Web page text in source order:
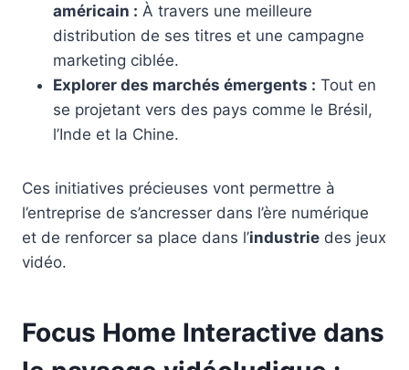
américain : À travers une meilleure
distribution de ses titres et une campagne
marketing ciblée.
Explorer des marchés émergents : Tout en
se projetant vers des pays comme le Brésil,
l’Inde et la Chine.
Ces initiatives précieuses vont permettre à
l’entreprise de s’ancresser dans l’ère numérique
et de renforcer sa place dans l’industrie des jeux
vidéo.
Focus Home Interactive dans